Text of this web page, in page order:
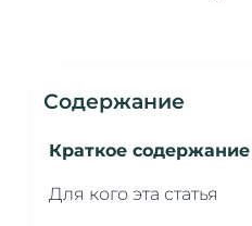
Содержание
Краткое содержание
Для кого эта статья